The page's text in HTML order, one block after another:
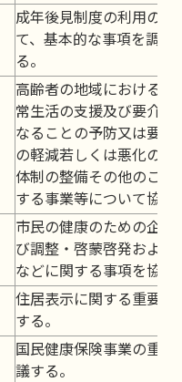
成年後見制度の利用の促
て、基本的な事項を調査
る。
高齢者の地域における自
常生活の支援及び要介護
なることの予防又は要介
の軽減若しくは悪化の防
体制の整備その他のこれ
する事業等について協議
市民の健康のための企画
び調整・啓蒙啓発および
などに関する事項を協議
住居表示に関する重要事
する。
国民健康保険事業の重要
議する。